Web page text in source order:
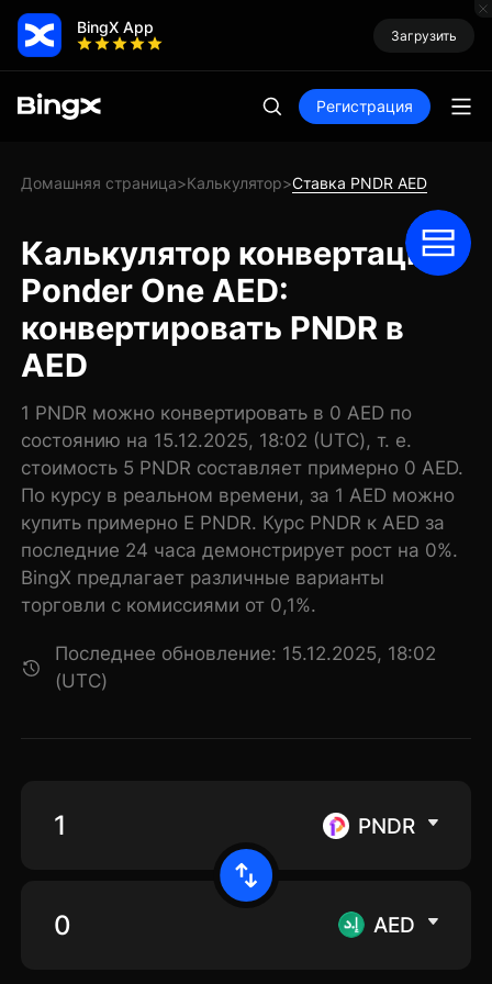
BingX App Загрузить
Регистрация
Домашняя страница>Калькулятор>Ставка PNDR AED
Калькулятор конвертации
Ponder One AED:
конвертировать PNDR в
AED
1 PNDR можно конвертировать в 0 AED по
состоянию на 15.12.2025, 18:02 (UTC), т. е.
стоимость 5 PNDR составляет примерно 0 AED.
По курсу в реальном времени, за 1 AED можно
купить примерно E PNDR. Курс PNDR к AED за
последние 24 часа демонстрирует рост на 0%.
BingX предлагает различные варианты
торговли с комиссиями от 0,1%.
Последнее обновление: 15.12.2025, 18:02
(UTC)
PNDR
AED